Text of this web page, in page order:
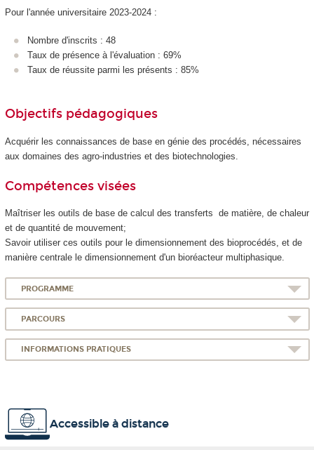
Pour l'année universitaire 2023-2024 :
Nombre d'inscrits : 48
Taux de présence à l'évaluation : 69%
Taux de réussite parmi les présents : 85%
Objectifs pédagogiques
Acquérir les connaissances de base en génie des procédés, nécessaires
aux domaines des agro-industries et des biotechnologies.
Compétences visées
Maîtriser les outils de base de calcul des transferts de matière, de chaleur
et de quantité de mouvement;
Savoir utiliser ces outils pour le dimensionnement des bioprocédés, et de
manière centrale le dimensionnement d'un bioréacteur multiphasique.
PROGRAMME
PARCOURS
INFORMATIONS PRATIQUES
Accessible à distance